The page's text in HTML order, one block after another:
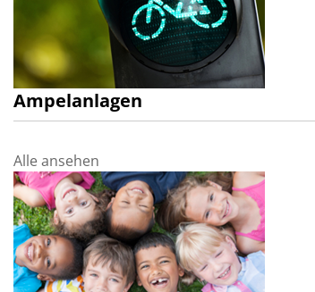
Ampelanlagen
Alle ansehen